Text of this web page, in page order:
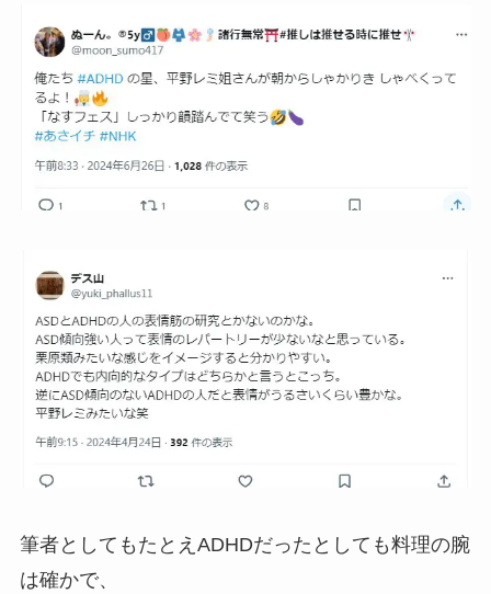
筆者としてもたとえADHDだったとしても料理の腕
は確かで、